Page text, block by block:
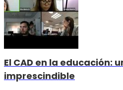
El CAD en la educación:
imprescindible